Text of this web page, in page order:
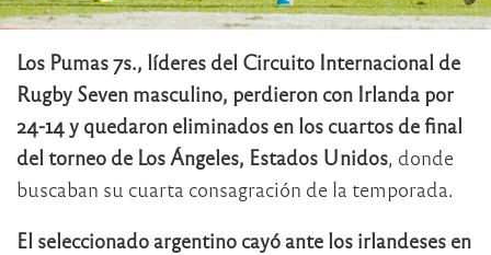
Los Pumas 7s., líderes del Circuito Internacional de
Rugby Seven masculino, perdieron con Irlanda por
24-14 y quedaron eliminados en los cuartos de final
del torneo de Los Ángeles, Estados Unidos, donde
buscaban su cuarta consagración de la temporada.
El seleccionado argentino cayó ante los irlandeses en